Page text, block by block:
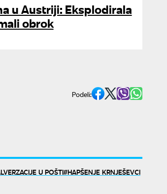
u Austriji: Eksplodirala
obrok
Podeli:
U POŠTI HAPŠENJE KRNJEŠEVCI